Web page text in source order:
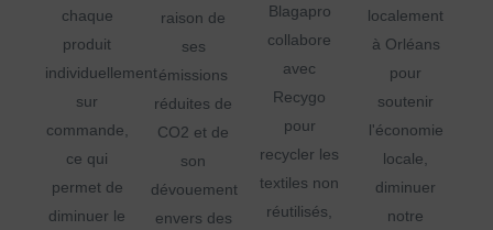
chaque
produit
individuellement
sur
commande,
ce qui
permet de
diminuer le
raison de
ses
émissions
réduites de
CO2 et de
son
dévouement
envers des
Blagapro
collabore
avec
Recygo
pour
recycler les
textiles non
réutilisés,
localement
à Orléans
pour
soutenir
l'économie
locale,
diminuer
notre